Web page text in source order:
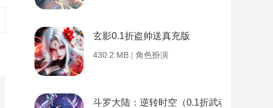
玄影0.1折盗帅送真充版
430.2 MB | 角色扮演
斗罗大陆：逆转时空（0.1折武魂觉醒）